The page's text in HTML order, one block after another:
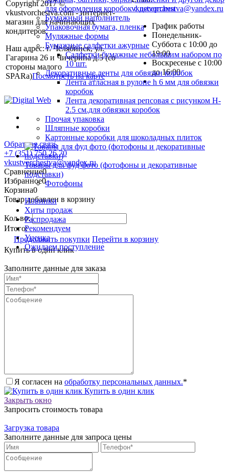
для оформления коробок с десертами
Бумажный наполнитель
Упаковочная бумага, пленка
Муляжные формы
Бумажные салфетки ажурные
Салфетки бумажные небольшим набором по
10 шт.
Декоративные ленты для обвязки коробок
Лента атласная в рулоне h 6 мм для обвязки
коробок
Лента декоративная репсовая с рисунком H-
2.5 см.для обвязки коробок
Прочая упаковка
Шляпные коробки
Картонные коробки для шоколадных плиток
Товары для фуд фото (фотофоны и декоративные
подставки)
Фотофоны
Новинки
Хиты продаж
Распродажа
Рекомендуем
Уценка
Ожидаем поступление
Copyright 2017 ©
vkustvorchestva.com - интернет-
магазин для начинающих
кондитеров.
Наш адрес: г. Челябинск, ул.
Гагарина 26 и Чичерина д.5 (со
стороны малого
SPARa)Посмотреть на карте
vkustvorchestva@yandex.ru
График работы
Понедельник-
Суббота с 10:00 до
19:00
Воскресенье с 10:00
до 16:00
Обратная связь
+7 (351) 750 26 70
vkustvorchestva@yandex.ru
Сравнение0
Избранное0
Корзина0
Товар добавлен в корзину
Кол-во:
Итого:
Продолжить покупки Перейти в корзину
Купить в один клик
Заполните данные для заказа
Я согласен на обработку персональных данных.*
Купить в один клик
Закрыть окно
Запросить стоимость товара
Загрузка товара
Заполните данные для запроса цены